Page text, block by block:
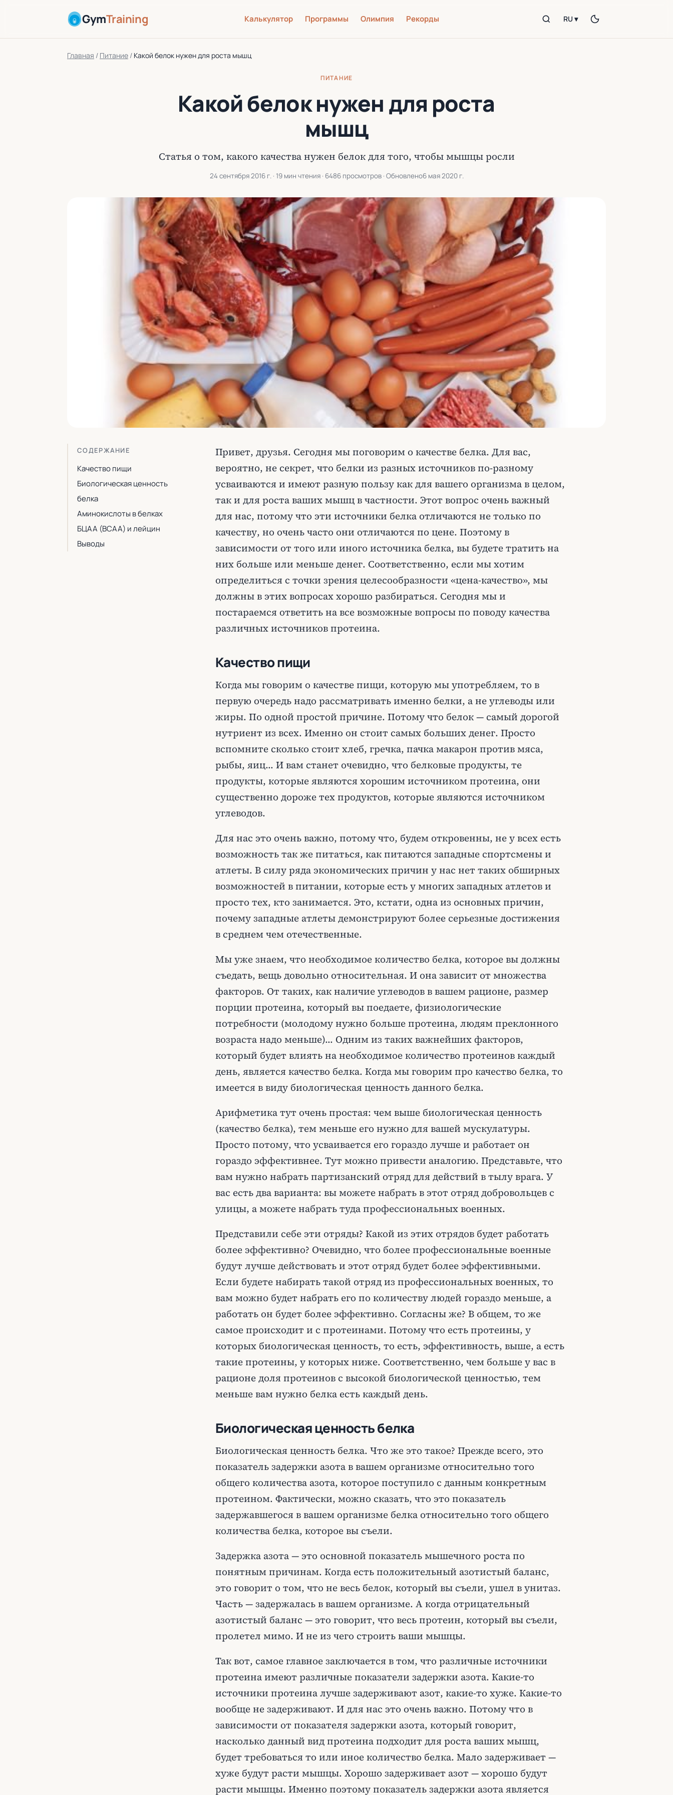
GymTraining Калькулятор Программы Олимпия Рекорды RU ▾
Главная / Питание / Какой белок нужен для роста мышц
ПИТАНИЕ
Какой белок нужен для роста
мышц
Статья о том, какого качества нужен белок для того, чтобы мышцы росли
24 сентября 2016 г.· 19 мин чтения · 6486 просмотров · Обновлено6 мая 2020 г.
СОДЕРЖАНИЕ
Качество пищи
Биологическая ценность
белка
Аминокислоты в белках
БЦАА (BCAA) и лейцин
Выводы
Привет, друзья. Сегодня мы поговорим о качестве белка. Для вас,
вероятно, не секрет, что белки из разных источников по-разному
усваиваются и имеют разную пользу как для вашего организма в целом,
так и для роста ваших мышц в частности. Этот вопрос очень важный
для нас, потому что эти источники белка отличаются не только по
качеству, но очень часто они отличаются по цене. Поэтому в
зависимости от того или иного источника белка, вы будете тратить на
них больше или меньше денег. Соответственно, если мы хотим
определиться с точки зрения целесообразности «цена-качество», мы
должны в этих вопросах хорошо разбираться. Сегодня мы и
постараемся ответить на все возможные вопросы по поводу качества
различных источников протеина.
Качество пищи
Когда мы говорим о качестве пищи, которую мы употребляем, то в
первую очередь надо рассматривать именно белки, а не углеводы или
жиры. По одной простой причине. Потому что белок — самый дорогой
нутриент из всех. Именно он стоит самых больших денег. Просто
вспомните сколько стоит хлеб, гречка, пачка макарон против мяса,
рыбы, яиц... И вам станет очевидно, что белковые продукты, те
продукты, которые являются хорошим источником протеина, они
существенно дороже тех продуктов, которые являются источником
углеводов.
Для нас это очень важно, потому что, будем откровенны, не у всех есть
возможность так же питаться, как питаются западные спортсмены и
атлеты. В силу ряда экономических причин у нас нет таких обширных
возможностей в питании, которые есть у многих западных атлетов и
просто тех, кто занимается. Это, кстати, одна из основных причин,
почему западные атлеты демонстрируют более серьезные достижения
в среднем чем отечественные.
Мы уже знаем, что необходимое количество белка, которое вы должны
съедать, вещь довольно относительная. И она зависит от множества
факторов. От таких, как наличие углеводов в вашем рационе, размер
порции протеина, который вы поедаете, физиологические
потребности (молодому нужно больше протеина, людям преклонного
возраста надо меньше)... Одним из таких важнейших факторов,
который будет влиять на необходимое количество протеинов каждый
день, является качество белка. Когда мы говорим про качество белка, то
имеется в виду биологическая ценность данного белка.
Арифметика тут очень простая: чем выше биологическая ценность
(качество белка), тем меньше его нужно для вашей мускулатуры.
Просто потому, что усваивается его гораздо лучше и работает он
гораздо эффективнее. Тут можно привести аналогию. Представьте, что
вам нужно набрать партизанский отряд для действий в тылу врага. У
вас есть два варианта: вы можете набрать в этот отряд добровольцев с
улицы, а можете набрать туда профессиональных военных.
Представили себе эти отряды? Какой из этих отрядов будет работать
более эффективно? Очевидно, что более профессиональные военные
будут лучше действовать и этот отряд будет более эффективными.
Если будете набирать такой отряд из профессиональных военных, то
вам можно будет набрать его по количеству людей гораздо меньше, а
работать он будет более эффективно. Согласны же? В общем, то же
самое происходит и с протеинами. Потому что есть протеины, у
которых биологическая ценность, то есть, эффективность, выше, а есть
такие протеины, у которых ниже. Соответственно, чем больше у вас в
рационе доля протеинов с высокой биологической ценностью, тем
меньше вам нужно белка есть каждый день.
Биологическая ценность белка
Биологическая ценность белка. Что же это такое? Прежде всего, это
показатель задержки азота в вашем организме относительно того
общего количества азота, которое поступило с данным конкретным
протеином. Фактически, можно сказать, что это показатель
задержавшегося в вашем организме белка относительно того общего
количества белка, которое вы съели.
Задержка азота — это основной показатель мышечного роста по
понятным причинам. Когда есть положительный азотистый баланс,
это говорит о том, что не весь белок, который вы съели, ушел в унитаз.
Часть — задержалась в вашем организме. А когда отрицательный
азотистый баланс — это говорит, что весь протеин, который вы съели,
пролетел мимо. И не из чего строить ваши мышцы.
Так вот, самое главное заключается в том, что различные источники
протеина имеют различные показатели задержки азота. Какие-то
источники протеина лучше задерживают азот, какие-то хуже. Какие-то
вообще не задерживают. И для нас это очень важно. Потому что в
зависимости от показателя задержки азота, который говорит,
насколько данный вид протеина подходит для роста ваших мышц,
будет требоваться то или иное количество белка. Мало задерживает —
хуже будут расти мышцы. Хорошо задерживает азот — хорошо будут
расти мышцы. Именно поэтому показатель задержки азота является